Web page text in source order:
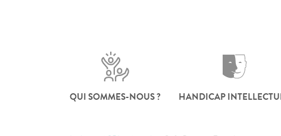
QUI SOMMES-NOUS ? HANDICAP